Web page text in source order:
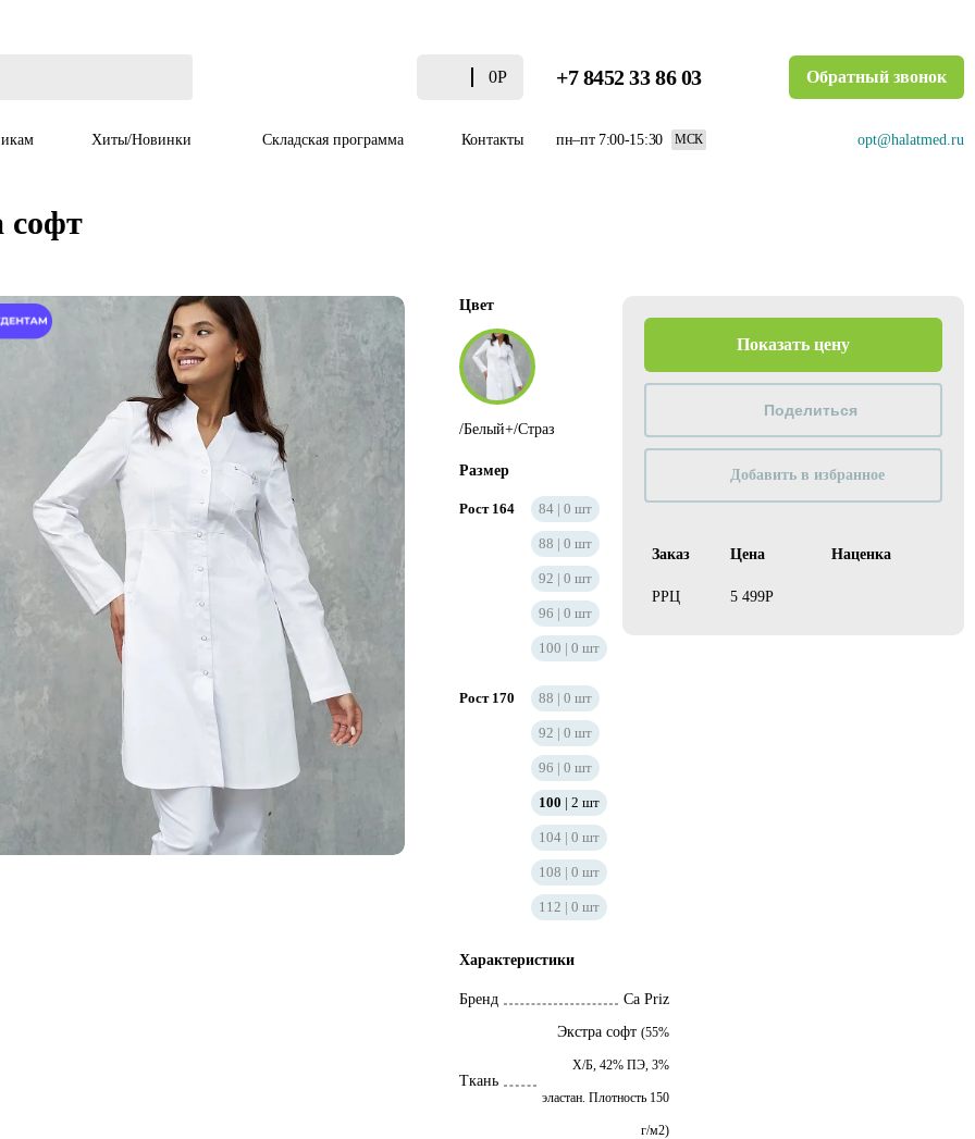
0Р +7 8452 33 86 03 Обратный звонок
Хиты/Новинки Складская программа Контакты пн–пт 7:00-15:30 МСК opt@halatmed.ru
софт
Цвет
/Белый+/Страз
Размер
Рост 164 84 0 шт
88 0 шт
92 0 шт
96 0 шт
100 0 шт
Рост 170 88 0 шт
92 0 шт
96 0 шт
100 2 шт
104 0 шт
108 0 шт
112 0 шт
Характеристики
Бренд Ca Priz
Ткань
Экстра софт (55%
Х/Б, 42% ПЭ, 3%
эластан. Плотность 150
г/м2)
Заказ Цена Наценка
РРЦ 5 499Р
Показать цену
Добавить в избранное